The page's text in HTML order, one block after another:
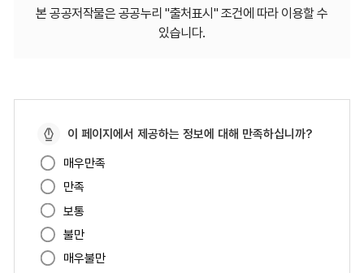
본 공공저작물은 공공누리 "출처표시" 조건에 따라 이용할 수
있습니다.
페
이
지
만
족
도
이 페이지에서 제공하는 정보에 대해 만족하십니까?
매우만족
만족
보통
불만
매우불만